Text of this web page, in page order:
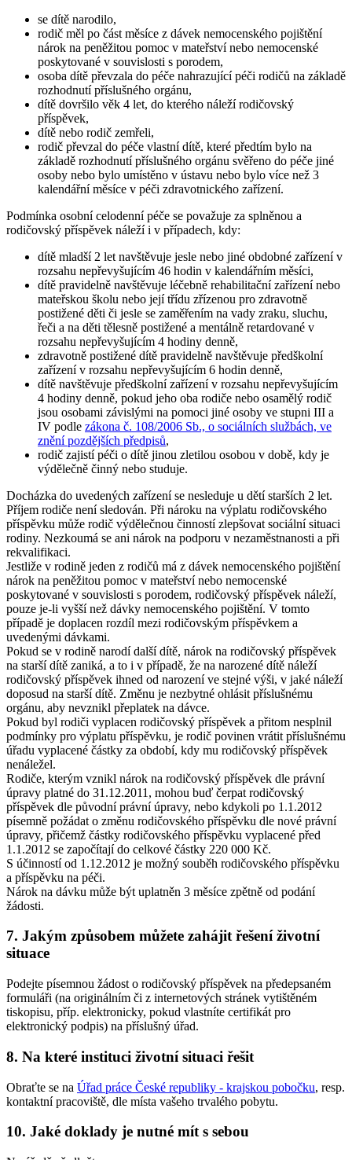
se dítě narodilo,
rodič měl po část měsíce z dávek nemocenského pojištění
nárok na peněžitou pomoc v mateřství nebo nemocenské
poskytované v souvislosti s porodem,
osoba dítě převzala do péče nahrazující péči rodičů na základě
rozhodnutí příslušného orgánu,
dítě dovršilo věk 4 let, do kterého náleží rodičovský
příspěvek,
dítě nebo rodič zemřeli,
rodič převzal do péče vlastní dítě, které předtím bylo na
základě rozhodnutí příslušného orgánu svěřeno do péče jiné
osoby nebo bylo umístěno v ústavu nebo bylo více než 3
kalendářní měsíce v péči zdravotnického zařízení.
Podmínka osobní celodenní péče se považuje za splněnou a
rodičovský příspěvek náleží i v případech, kdy:
dítě mladší 2 let navštěvuje jesle nebo jiné obdobné zařízení v
rozsahu nepřevyšujícím 46 hodin v kalendářním měsíci,
dítě pravidelně navštěvuje léčebně rehabilitační zařízení nebo
mateřskou školu nebo její třídu zřízenou pro zdravotně
postižené děti či jesle se zaměřením na vady zraku, sluchu,
řeči a na děti tělesně postižené a mentálně retardované v
rozsahu nepřevyšujícím 4 hodiny denně,
zdravotně postižené dítě pravidelně navštěvuje předškolní
zařízení v rozsahu nepřevyšujícím 6 hodin denně,
dítě navštěvuje předškolní zařízení v rozsahu nepřevyšujícím
4 hodiny denně, pokud jeho oba rodiče nebo osamělý rodič
jsou osobami závislými na pomoci jiné osoby ve stupni III a
IV podle zákona č. 108/2006 Sb., o sociálních službách, ve
znění pozdějších předpisů,
rodič zajistí péči o dítě jinou zletilou osobou v době, kdy je
výdělečně činný nebo studuje.
Docházka do uvedených zařízení se nesleduje u dětí starších 2 let.
Příjem rodiče není sledován. Při nároku na výplatu rodičovského
příspěvku může rodič výdělečnou činností zlepšovat sociální situaci
rodiny. Nezkoumá se ani nárok na podporu v nezaměstnanosti a při
rekvalifikaci.
Jestliže v rodině jeden z rodičů má z dávek nemocenského pojištění
nárok na peněžitou pomoc v mateřství nebo nemocenské
poskytované v souvislosti s porodem, rodičovský příspěvek náleží,
pouze je-li vyšší než dávky nemocenského pojištění. V tomto
případě je doplacen rozdíl mezi rodičovským příspěvkem a
uvedenými dávkami.
Pokud se v rodině narodí další dítě, nárok na rodičovský příspěvek
na starší dítě zaniká, a to i v případě, že na narozené dítě náleží
rodičovský příspěvek ihned od narození ve stejné výši, v jaké náleží
doposud na starší dítě. Změnu je nezbytné ohlásit příslušnému
orgánu, aby nevznikl přeplatek na dávce.
Pokud byl rodiči vyplacen rodičovský příspěvek a přitom nesplnil
podmínky pro výplatu příspěvku, je rodič povinen vrátit příslušnému
úřadu vyplacené částky za období, kdy mu rodičovský příspěvek
nenáležel.
Rodiče, kterým vznikl nárok na rodičovský příspěvek dle právní
úpravy platné do 31.12.2011, mohou buď čerpat rodičovský
příspěvek dle původní právní úpravy, nebo kdykoli po 1.1.2012
písemně požádat o změnu rodičovského příspěvku dle nové právní
úpravy, přičemž částky rodičovského příspěvku vyplacené před
1.1.2012 se započítají do celkové částky 220 000 Kč.
S účinností od 1.12.2012 je možný souběh rodičovského příspěvku
a příspěvku na péči.
Nárok na dávku může být uplatněn 3 měsíce zpětně od podání
žádosti.
7. Jakým způsobem můžete zahájit řešení životní
situace
Podejte písemnou žádost o rodičovský příspěvek na předepsaném
formuláři (na originálním či z internetových stránek vytištěném
tiskopisu, příp. elektronicky, pokud vlastníte certifikát pro
elektronický podpis) na příslušný úřad.
8. Na které instituci životní situaci řešit
Obraťte se na Úřad práce České republiky - krajskou pobočku, resp.
kontaktní pracoviště, dle místa vašeho trvalého pobytu.
10. Jaké doklady je nutné mít s sebou